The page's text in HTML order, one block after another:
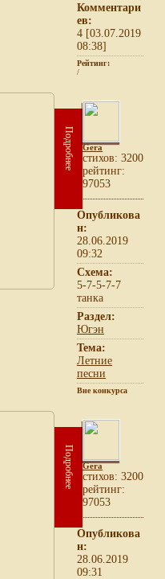
Комментари
ев:
4 [03.07.2019
08:38]
Рейтинг:
/
Подробнее Gera
cтихов: 3200
рейтинг:
97053
Опубликова
н:
28.06.2019
09:32
Схема:
5-7-5-7-7
танка
Раздел:
Югэн
Тема:
Летние
песни
Вне конкурса
Подробнее Gera
cтихов: 3200
рейтинг:
97053
Опубликова
н:
28.06.2019
09:31